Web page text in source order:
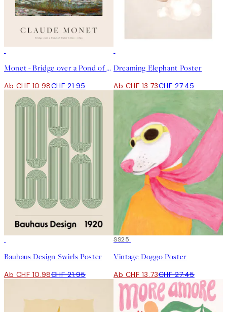
Monet - Bridge over a Pond of Water Lilies Poster
Ab CHF 10.98CHF 21.95
Dreaming Elephant Poster
Ab CHF 13.73CHF 27.45
Bauhaus Design Swirls Poster
Ab CHF 10.98CHF 21.95
50%*
SS25
Vintage Doggo Poster
Ab CHF 13.73CHF 27.45